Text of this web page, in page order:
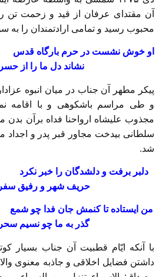
آن مقتدای عرفان از قید و زحمت تن
محبوب رسید و تمامی ارادتمندان را به
او خوش نشست در حرم
نشاند دل ما را از
پیکر مطهر آن جناب در میان انبوه
و طی مراسم باشکوهی و با اقامه
مجذوب علیشاه ارواحنا فداه برآن بدن
سلطانی بیدخت مجاور قبر پدر و
شد.
دلبر برفت و دلشدگان را
حریف شهر و رفیق سفر
من ایستاده تا کنمش جان
گذر به ما چو نسیم
با آنکه ایّام قطبیت آن جناب بسیار
داشتن فضایل اخلاقی و جاذبه معنوی